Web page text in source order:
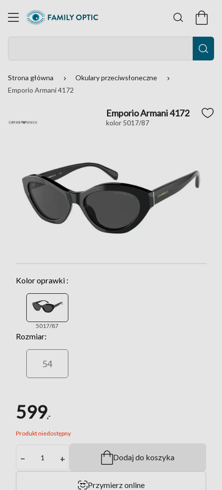
Strona główna
Okulary przeciwsłoneczne
Emporio Armani 4172
Emporio Armani 4172
kolor 5017/87
Kolor oprawki :
5017/87
Rozmiar:
54
599,-
Produkt niedostępny
− + Dodaj do koszyka
Przymierz online